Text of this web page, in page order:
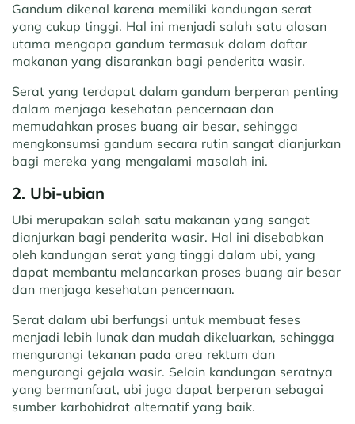
Gandum dikenal karena memiliki kandungan serat
yang cukup tinggi. Hal ini menjadi salah satu alasan
utama mengapa gandum termasuk dalam daftar
makanan yang disarankan bagi penderita wasir.
Serat yang terdapat dalam gandum berperan penting
dalam menjaga kesehatan pencernaan dan
memudahkan proses buang air besar, sehingga
mengkonsumsi gandum secara rutin sangat dianjurkan
bagi mereka yang mengalami masalah ini.
2. Ubi-ubian
Ubi merupakan salah satu makanan yang sangat
dianjurkan bagi penderita wasir. Hal ini disebabkan
oleh kandungan serat yang tinggi dalam ubi, yang
dapat membantu melancarkan proses buang air besar
dan menjaga kesehatan pencernaan.
Serat dalam ubi berfungsi untuk membuat feses
menjadi lebih lunak dan mudah dikeluarkan, sehingga
mengurangi tekanan pada area rektum dan
mengurangi gejala wasir. Selain kandungan seratnya
yang bermanfaat, ubi juga dapat berperan sebagai
sumber karbohidrat alternatif yang baik.